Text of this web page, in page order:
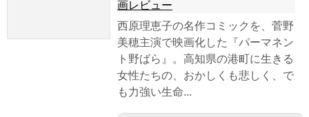
画レビュー
西原理恵子の名作コミックを、菅野
美穂主演で映画化した『パーマネン
ト野ばら』。高知県の港町に生きる
女性たちの、おかしくも悲しく、で
も力強い生命...